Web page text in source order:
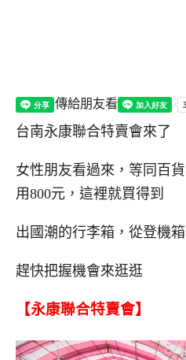
傳給朋友看
台南永康聯合特賣會來了
女性朋友看過來，等同百
用800元，這裡就買得到
出國潮的行李箱，從登機
趕快把握機會來逛逛
【永康聯合特賣會】